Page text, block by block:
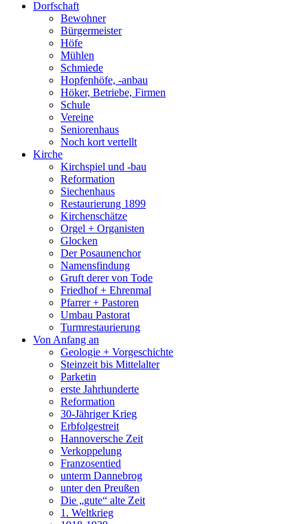
Dorfschaft
Bewohner
Bürgermeister
Höfe
Mühlen
Schmiede
Hopfenhöfe, -anbau
Höker, Betriebe, Firmen
Schule
Vereine
Seniorenhaus
Noch kort vertellt
Kirche
Kirchspiel und -bau
Reformation
Siechenhaus
Restaurierung 1899
Kirchenschätze
Orgel + Organisten
Glocken
Der Posaunenchor
Namensfindung
Gruft derer von Tode
Friedhof + Ehrenmal
Pfarrer + Pastoren
Umbau Pastorat
Turmrestaurierung
Von Anfang an
Geologie + Vorgeschichte
Steinzeit bis Mittelalter
Parketin
erste Jahrhunderte
Reformation
30-Jähriger Krieg
Erbfolgestreit
Hannoversche Zeit
Verkoppelung
Franzosentied
unterm Dannebrog
unter den Preußen
Die „gute“ alte Zeit
1. Weltkrieg